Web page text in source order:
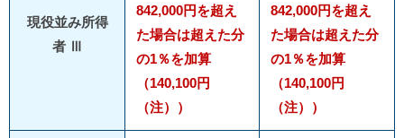
現役並み所得
者 Ⅲ
842,000円を超え
た場合は超えた分
の1％を加算
（140,100円
（注））
842,000円を超え
た場合は超えた分
の1％を加算
（140,100円
（注））